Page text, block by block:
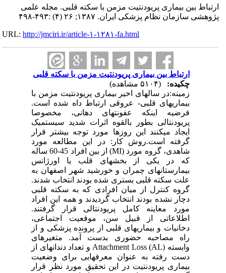
ارتباط بین بیماری پریودنتیت مزمن با سکته قلبی. مجله علمی
پژوهشی سازمان نظام پزشکی ایران. ۱۳۸۷; ۲۶ (۴) :۴۹۳-۴۹۸
URL:http://jmciri.ir/article-۱-۱۲۸۱-fa.html
ارتباط بین بیماری پریودنتیت مزمن با سکته قلبی
چکیده:
زمینه:در سالهای اخیر بیماری پریودنتیت مزمن با
بیماریهای قلبی- عروقی ارتباط داه شده است.
فرضیه اینکه عفونتهای دهانی، مخصوصا
پریودنتالی بطور بالقوه اثرات شدید سیستمیک
ایجاد میکنند این روزها مورد توجه بیشتر قرار
گرفته است.روش کار: در این مطالعه مورد
شاهدی، گروه مورد (MI) از بین افراد 45-60 ساله
که در یکی از بخشهای قلب یا اورژانس
بیمارستانهای چمران و خورشید شهر اصفهان به
علت سکته قلبی بستری شده بودند انتخاب شدند.
گروه کنترل از میان افرادی که به سکته قلبی
دچار نشده بودند انتخاب گردیدند و همه این افراد
مورد معاینه کامل پریودنتالی قرار گرفتند.
اطلاعاتی از قبیل سن، موقعیت اجتماعی،
دخانیات و بیماریهای قلبی از پرونده پزشکی و از
راه مصاحبه حضوری بدست آمد. متغیرهای
وابسته Attachment Loss (AL) و تعداد دندانهای از
دست رفته به عنوان معرفهایی برای وضعیت
بیماری پریودنتیت در این تحقیق مورد نظر قرار